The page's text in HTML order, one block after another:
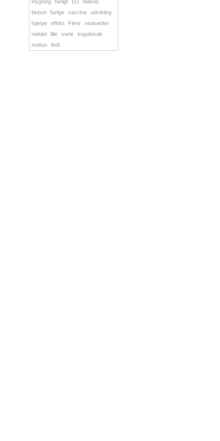
Rygning farligt EU
Mænd
fødsel
farlige vaccine
udvikling
hjælpe
effekt Flere
nedsætter
middel
lille sorte
kogalskab
motion
fedt